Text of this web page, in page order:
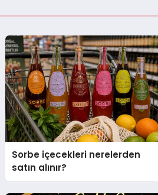
Sorbe içecekleri nerelerden
satın alınır?